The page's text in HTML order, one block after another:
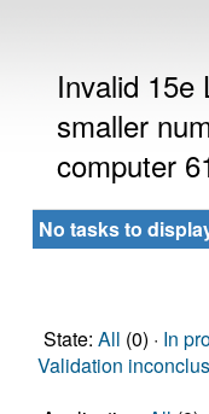
Invalid 15e
smaller
computer
No tasks to
State: All (0) · In
Validation